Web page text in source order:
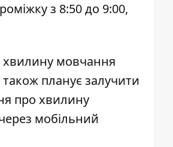
з 8:50 до 9:00,
хвилину мовчання
планує залучити
про хвилину
мобільний